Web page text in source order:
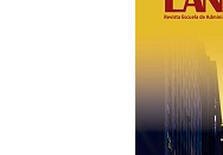
artículo